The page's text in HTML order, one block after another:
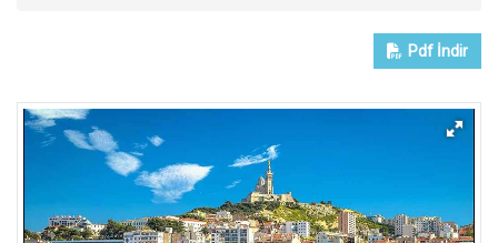
Pdf İndir